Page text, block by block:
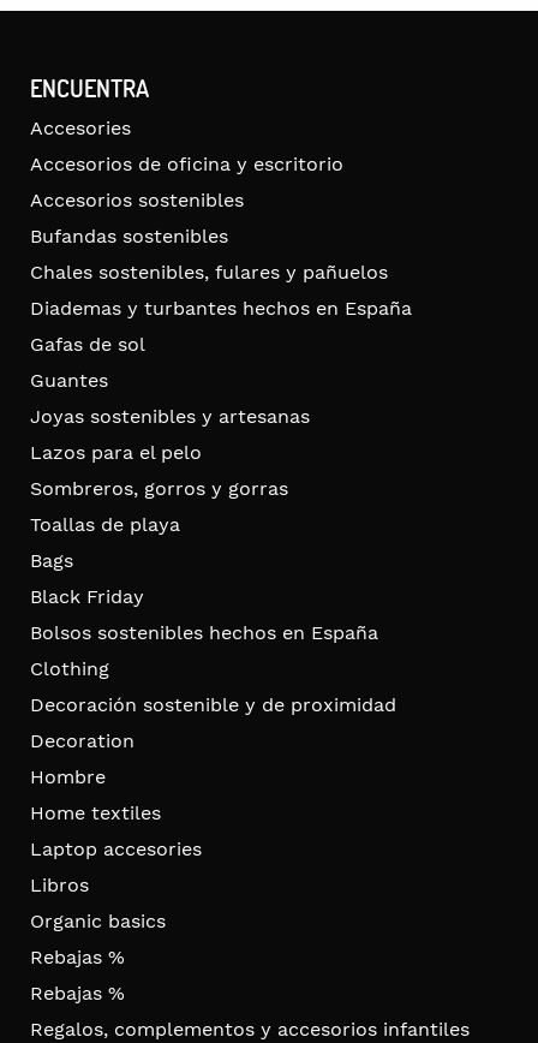
ENCUENTRA
Accesories
Accesorios de oficina y escritorio
Accesorios sostenibles
Bufandas sostenibles
Chales sostenibles, fulares y pañuelos
Diademas y turbantes hechos en España
Gafas de sol
Guantes
Joyas sostenibles y artesanas
Lazos para el pelo
Sombreros, gorros y gorras
Toallas de playa
Bags
Black Friday
Bolsos sostenibles hechos en España
Clothing
Decoración sostenible y de proximidad
Decoration
Hombre
Home textiles
Laptop accesories
Libros
Organic basics
Rebajas %
Rebajas %
Regalos, complementos y accesorios infantiles